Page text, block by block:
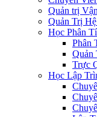
Quản trị
Quản Trị
Học Phân
Phân
Quản
Trực
Học Lập